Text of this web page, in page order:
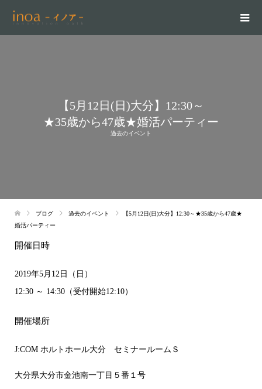
【5月12日(日)大分】12:30～
★35歳から47歳★婚活パーティー
過去のイベント
ブログ 過去のイベント
【5月12日(日)大分】12:30～★35歳から47歳★
婚活パーティー
開催日時
2019年5月12日（日）
12:30 ～ 14:30（受付開始12:10）
開催場所
J:COM ホルトホール大分 セミナールームＳ
大分県大分市金池南一丁目５番１号